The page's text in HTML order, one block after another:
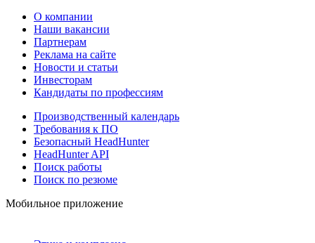
О компании
Наши вакансии
Партнерам
Реклама на сайте
Новости и статьи
Инвесторам
Кандидаты по профессиям
Производственный календарь
Требования к ПО
Безопасный HeadHunter
HeadHunter API
Поиск работы
Поиск по резюме
Мобильное приложение